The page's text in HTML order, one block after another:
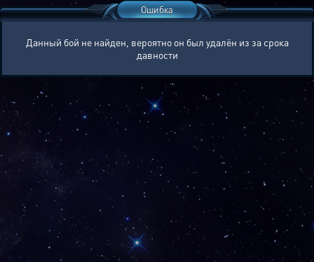
Ошибка
Данный бой не найден, вероятно он был удалён из за срока
давности